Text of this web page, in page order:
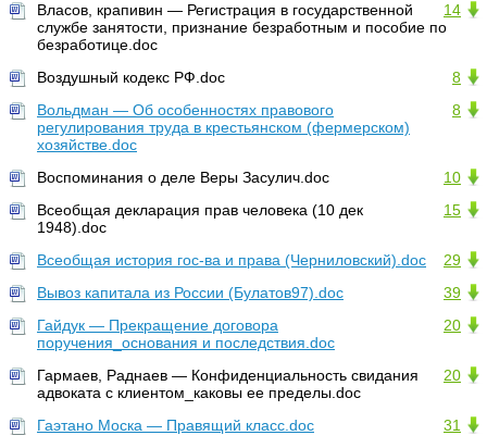
14
Власов, крапивин — Регистрация в государственной
службе занятости, признание безработным и пособие по
безработице.doc
8
Воздушный кодекс РФ.doc
8
Вольдман — Об особенностях правового
регулирования труда в крестьянском (фермерском)
хозяйстве.doc
10
Воспоминания о деле Веры Засулич.doc
15
Всеобщая декларация прав человека (10 дек
1948).doc
29
Всеобщая история гос-ва и права (Черниловский).doc
39
Вывоз капитала из России (Булатов97).doc
20
Гайдук — Прекращение договора
поручения_основания и последствия.doc
20
Гармаев, Раднаев — Конфиденциальность свидания
адвоката с клиентом_каковы ее пределы.doc
31
Гаэтано Моска — Правящий класс.doc